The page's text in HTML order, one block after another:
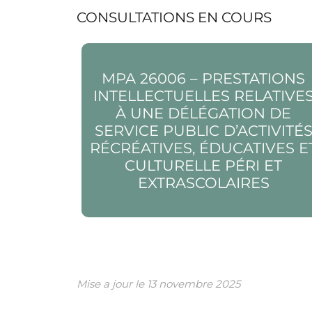
CONSULTATIONS EN COURS
MPA 26006 – PRESTATIONS
INTELLECTUELLES
À UNE DÉLÉGATION DE
SERVICE PUBLIC D’ACTIVITÉS
RÉCRÉATIVES, ÉDUCATIVES
CULTURELLE PÉRI ET
EXTRASCOLAIRES
Voir la page MPA 26006 – Prestations
service public d’activités récréatives,
éducatives et culturelle péri et
Mise a jour le 13 novembre 2025